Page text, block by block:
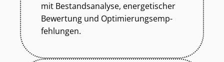
mit Bestandsanalyse, energetischer
Bewertung und Op­ti­mie­rungs­emp­
feh­lun­gen.